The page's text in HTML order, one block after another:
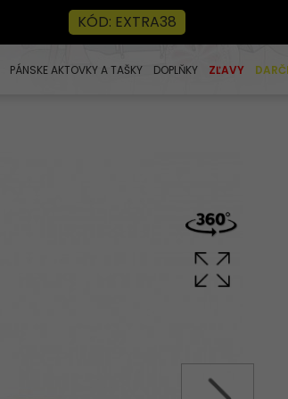
KÓD: EXTRA38
PÁNSKE AKTOVKY A TAŠKY DOPLŇKY ZĽAVY